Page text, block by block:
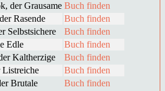
der Grausame Buch finden
Rasende
Buch finden
Selbstsichere
Buch finden
Edle
Buch finden
Kaltherzige
Buch finden
Buch finden
Brutale Buch finden